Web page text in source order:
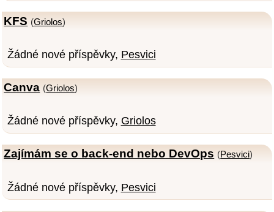
KFS (Griolos)
Žádné nové příspěvky, Pesvici
Canva (Griolos)
Žádné nové příspěvky, Griolos
Zajímám se o back-end nebo DevOps (Pesvici)
Žádné nové příspěvky, Pesvici